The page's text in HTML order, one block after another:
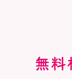
無料